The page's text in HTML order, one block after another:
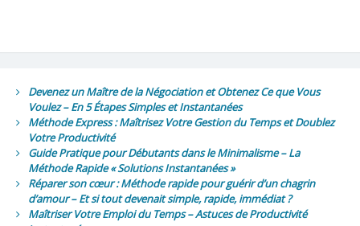
Devenez un Maître de la Négociation et Obtenez Ce que Vous
Voulez – En 5 Étapes Simples et Instantanées
Méthode Express : Maîtrisez Votre Gestion du Temps et Doublez
Votre Productivité
Guide Pratique pour Débutants dans le Minimalisme – La
Méthode Rapide « Solutions Instantanées »
Réparer son cœur : Méthode rapide pour guérir d’un chagrin
d’amour – Et si tout devenait simple, rapide, immédiat ?
Maîtriser Votre Emploi du Temps – Astuces de Productivité